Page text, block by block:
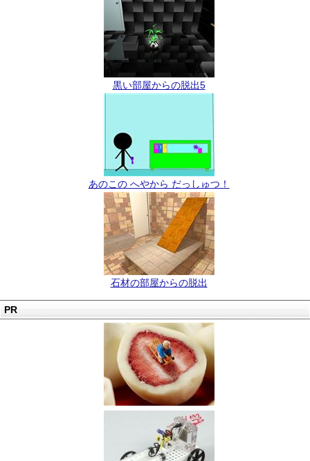
黒い部屋からの脱出5
あのこの へやから だっしゅつ！
石材の部屋からの脱出
PR